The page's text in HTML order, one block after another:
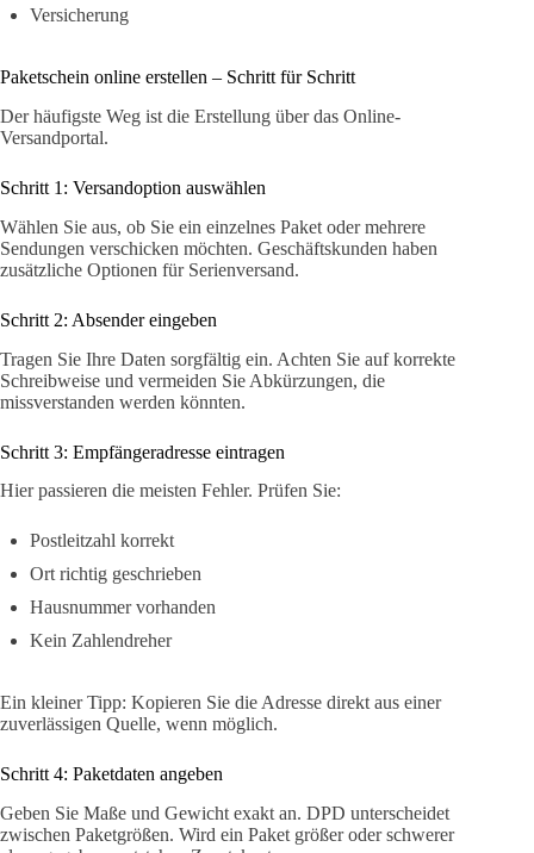
Versicherung
Paketschein online erstellen – Schritt für Schritt
Der häufigste Weg ist die Erstellung über das Online-
Versandportal.
Schritt 1: Versandoption auswählen
Wählen Sie aus, ob Sie ein einzelnes Paket oder mehrere
Sendungen verschicken möchten. Geschäftskunden haben
zusätzliche Optionen für Serienversand.
Schritt 2: Absender eingeben
Tragen Sie Ihre Daten sorgfältig ein. Achten Sie auf korrekte
Schreibweise und vermeiden Sie Abkürzungen, die
missverstanden werden könnten.
Schritt 3: Empfängeradresse eintragen
Hier passieren die meisten Fehler. Prüfen Sie:
Postleitzahl korrekt
Ort richtig geschrieben
Hausnummer vorhanden
Kein Zahlendreher
Ein kleiner Tipp: Kopieren Sie die Adresse direkt aus einer
zuverlässigen Quelle, wenn möglich.
Schritt 4: Paketdaten angeben
Geben Sie Maße und Gewicht exakt an. DPD unterscheidet
zwischen Paketgrößen. Wird ein Paket größer oder schwerer